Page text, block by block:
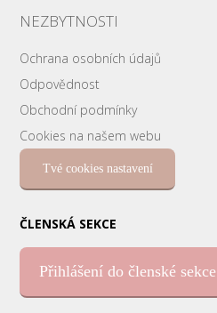
NEZBYTNOSTI
Ochrana osobních údajů
Odpovědnost
Obchodní podmínky
Cookies na našem webu
Tvé cookies nastavení
ČLENSKÁ SEKCE
Přihlášení do členské sekce